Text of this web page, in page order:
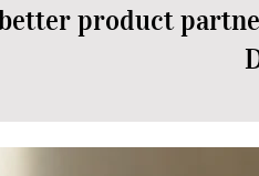
product